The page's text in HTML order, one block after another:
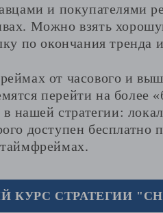
и покупателями
Можно взять
по окончания тренда
от часового и
перейти на более
нашей стратегии:
доступен бесплатно
КУРС СТРАТЕГИИ